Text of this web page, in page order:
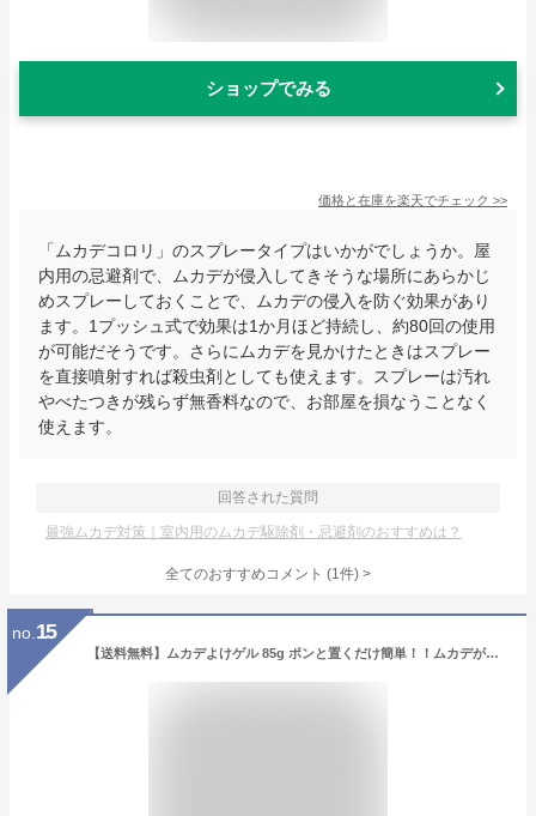
ショップでみる
価格と在庫を楽天でチェック >>
「ムカデコロリ」のスプレータイプはいかがでしょうか。屋
内用の忌避剤で、ムカデが侵入してきそうな場所にあらかじ
めスプレーしておくことで、ムカデの侵入を防ぐ効果があり
ます。1プッシュ式で効果は1か月ほど持続し、約80回の使用
が可能だそうです。さらにムカデを見かけたときはスプレー
を直接噴射すれば殺虫剤としても使えます。スプレーは汚れ
やべたつきが残らず無香料なので、お部屋を損なうことなく
使えます。
回答された質問
最強ムカデ対策｜室内用のムカデ駆除剤・忌避剤のおすすめは？
全てのおすすめコメント (1件) >
no. 15
【送料無料】ムカデよけゲル 85g ポンと置くだけ簡単！！ムカデが嫌がる香りで侵入を防ぎます♪ ムカデよけ ムカデ除け ムカデ対策 室内 忌避剤 が 嫌う 植物 駆除 百足 ムカデシャットアウト むかで ムカデちゃんアウト ペット 対策 ムカデ寄せ付けない グッズ